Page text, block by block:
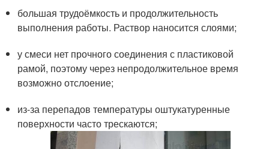
большая трудоёмкость и продолжительность
выполнения работы. Раствор наносится слоями;
у смеси нет прочного соединения с пластиковой
рамой, поэтому через непродолжительное время
возможно отслоение;
из-за перепадов температуры оштукатуренные
поверхности часто трескаются;